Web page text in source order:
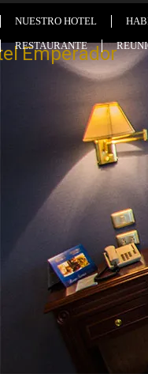
NUESTRO HOTEL
RESTAURANTE